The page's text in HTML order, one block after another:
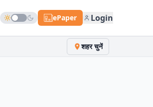
ePaper Login
शहर चुनें